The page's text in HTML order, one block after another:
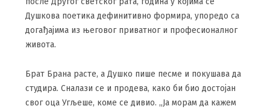
после Другог светског рата, година у којима се
Душкова поетика дефинитивно формира, упоредо са
догађајима из његовог приватног и професионалног
живота.
Брат Брана расте, а Душко пише песме и покушава да
студира. Сналази се и продева, како би био достојан
свог оца Угљеше, коме се дивио. „Ја морам да кажем